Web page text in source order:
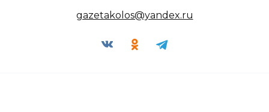
gazetakolos@yandex.ru